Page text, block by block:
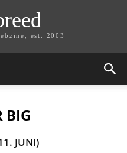
est. 2003
BIG
JUNI)